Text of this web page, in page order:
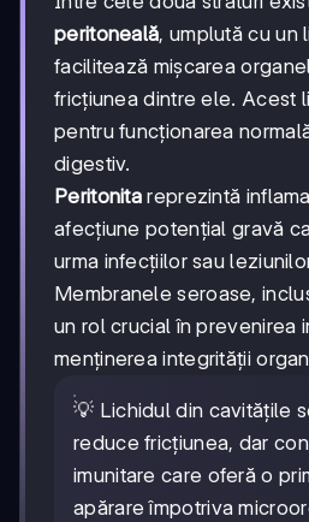
peritoneală, umplută cu un
facilitează mișcarea
fricțiunea dintre ele. Acest
pentru funcționarea
digestiv.
Peritonita reprezintă
afecțiune potențial gravă
urma infecțiilor sau
Membranele seroase,
un rol crucial în prevenirea
menținerea integrității
💡 Lichidul din cavitățile
reduce fricțiunea, dar
imunitare care oferă o
apărare împotriva